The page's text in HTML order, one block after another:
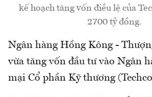
kế hoạch tăng vốn điều lệ của
2700 tỷ đồng.
Ngân hàng Hồng Kông -
vừa tăng vốn đầu tư vào Ngân
mại Cổ phần Kỹ thương